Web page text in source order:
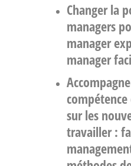
Changer la
managers
manager
manager
sur les
travailler :